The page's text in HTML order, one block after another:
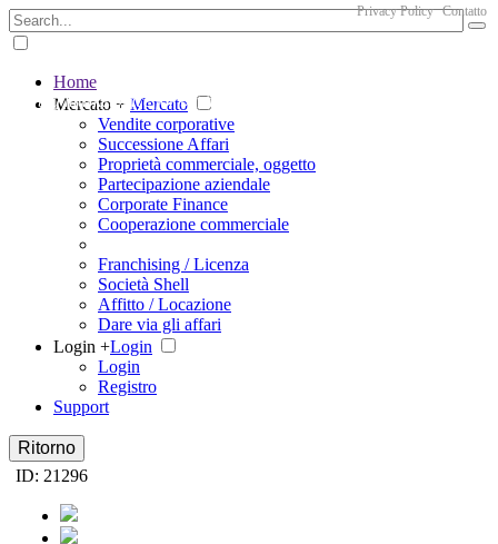
The big marketplace for business
Privacy Policy Contatto
Home
Mercato + Mercato
Vendite corporative
Successione Affari
Proprietà commerciale, oggetto
Partecipazione aziendale
Corporate Finance
Cooperazione commerciale
Franchising / Licenza
Società Shell
Affitto / Locazione
Dare via gli affari
Login +Login
Login
Registro
Support
Ritorno
ID: 21296